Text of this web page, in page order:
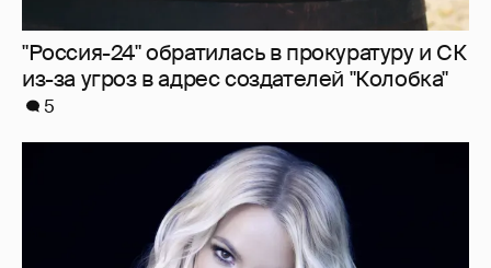
"Я ангел, и это больно". Бритни Спирс
раскритиковала родителей, шоу-бизнес и
себя — за то, что "провалилась как мать"